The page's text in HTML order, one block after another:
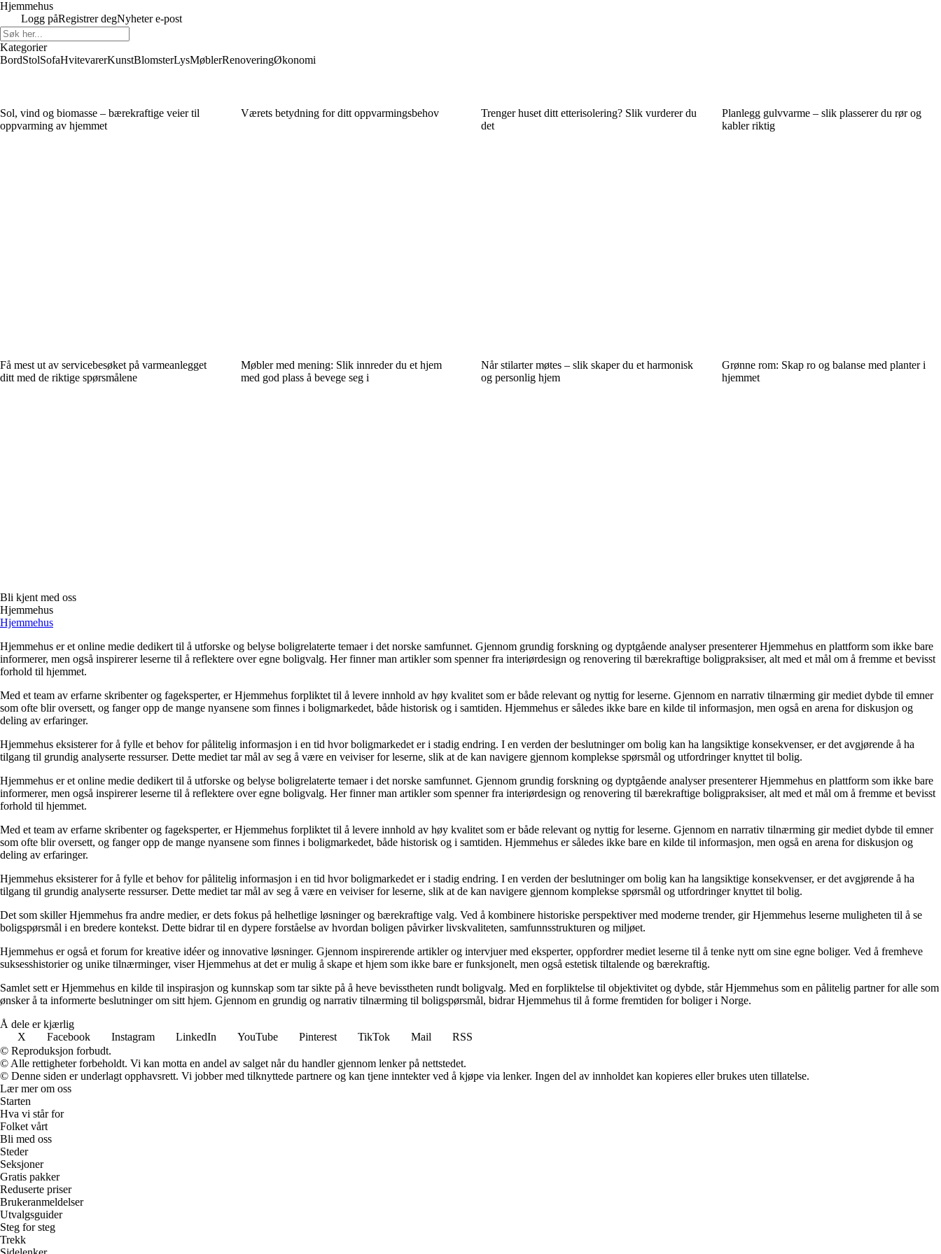
Hjemmehus
Logg påRegistrer degNyheter e-post
Kategorier
BordStolSofaHvitevarerKunstBlomsterLysMøblerRenoveringØkonomi
Sol, vind og biomasse – bærekraftige veier til
oppvarming av hjemmet
Værets betydning for ditt oppvarmingsbehov
Trenger huset ditt etterisolering? Slik vurderer du
det
Planlegg gulvvarme – slik plasserer du rør og
kabler riktig
Få mest ut av servicebesøket på varmeanlegget
ditt med de riktige spørsmålene
Møbler med mening: Slik innreder du et hjem
med god plass å bevege seg i
Når stilarter møtes – slik skaper du et harmonisk
og personlig hjem
Grønne rom: Skap ro og balanse med planter i
hjemmet
Bli kjent med oss
Hjemmehus
Hjemmehus
Hjemmehus er et online medie dedikert til å utforske og belyse boligrelaterte temaer i det norske samfunnet. Gjennom grundig forskning og dyptgående analyser presenterer Hjemmehus en plattform som ikke bare
informerer, men også inspirerer leserne til å reflektere over egne boligvalg. Her finner man artikler som spenner fra interiørdesign og renovering til bærekraftige boligpraksiser, alt med et mål om å fremme et bevisst
forhold til hjemmet.
Med et team av erfarne skribenter og fageksperter, er Hjemmehus forpliktet til å levere innhold av høy kvalitet som er både relevant og nyttig for leserne. Gjennom en narrativ tilnærming gir mediet dybde til emner
som ofte blir oversett, og fanger opp de mange nyansene som finnes i boligmarkedet, både historisk og i samtiden. Hjemmehus er således ikke bare en kilde til informasjon, men også en arena for diskusjon og
deling av erfaringer.
Hjemmehus eksisterer for å fylle et behov for pålitelig informasjon i en tid hvor boligmarkedet er i stadig endring. I en verden der beslutninger om bolig kan ha langsiktige konsekvenser, er det avgjørende å ha
tilgang til grundig analyserte ressurser. Dette mediet tar mål av seg å være en veiviser for leserne, slik at de kan navigere gjennom komplekse spørsmål og utfordringer knyttet til bolig.
Hjemmehus er et online medie dedikert til å utforske og belyse boligrelaterte temaer i det norske samfunnet. Gjennom grundig forskning og dyptgående analyser presenterer Hjemmehus en plattform som ikke bare
informerer, men også inspirerer leserne til å reflektere over egne boligvalg. Her finner man artikler som spenner fra interiørdesign og renovering til bærekraftige boligpraksiser, alt med et mål om å fremme et bevisst
forhold til hjemmet.
Med et team av erfarne skribenter og fageksperter, er Hjemmehus forpliktet til å levere innhold av høy kvalitet som er både relevant og nyttig for leserne. Gjennom en narrativ tilnærming gir mediet dybde til emner
som ofte blir oversett, og fanger opp de mange nyansene som finnes i boligmarkedet, både historisk og i samtiden. Hjemmehus er således ikke bare en kilde til informasjon, men også en arena for diskusjon og
deling av erfaringer.
Hjemmehus eksisterer for å fylle et behov for pålitelig informasjon i en tid hvor boligmarkedet er i stadig endring. I en verden der beslutninger om bolig kan ha langsiktige konsekvenser, er det avgjørende å ha
tilgang til grundig analyserte ressurser. Dette mediet tar mål av seg å være en veiviser for leserne, slik at de kan navigere gjennom komplekse spørsmål og utfordringer knyttet til bolig.
Det som skiller Hjemmehus fra andre medier, er dets fokus på helhetlige løsninger og bærekraftige valg. Ved å kombinere historiske perspektiver med moderne trender, gir Hjemmehus leserne muligheten til å se
boligspørsmål i en bredere kontekst. Dette bidrar til en dypere forståelse av hvordan boligen påvirker livskvaliteten, samfunnsstrukturen og miljøet.
Hjemmehus er også et forum for kreative idéer og innovative løsninger. Gjennom inspirerende artikler og intervjuer med eksperter, oppfordrer mediet leserne til å tenke nytt om sine egne boliger. Ved å fremheve
suksesshistorier og unike tilnærminger, viser Hjemmehus at det er mulig å skape et hjem som ikke bare er funksjonelt, men også estetisk tiltalende og bærekraftig.
Samlet sett er Hjemmehus en kilde til inspirasjon og kunnskap som tar sikte på å heve bevisstheten rundt boligvalg. Med en forpliktelse til objektivitet og dybde, står Hjemmehus som en pålitelig partner for alle som
ønsker å ta informerte beslutninger om sitt hjem. Gjennom en grundig og narrativ tilnærming til boligspørsmål, bidrar Hjemmehus til å forme fremtiden for boliger i Norge.
Å dele er kjærlig
X
Facebook Instagram LinkedIn YouTube Pinterest TikTok Mail
RSS
© Reproduksjon forbudt.
© Alle rettigheter forbeholdt. Vi kan motta en andel av salget når du handler gjennom lenker på nettstedet.
© Denne siden er underlagt opphavsrett. Vi jobber med tilknyttede partnere og kan tjene inntekter ved å kjøpe via lenker. Ingen del av innholdet kan kopieres eller brukes uten tillatelse.
Lær mer om oss
Starten
Hva vi står for
Folket vårt
Bli med oss
Steder
Seksjoner
Gratis pakker
Reduserte priser
Brukeranmeldelser
Utvalgsguider
Steg for steg
Trekk